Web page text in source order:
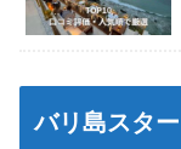
バリ島スタ